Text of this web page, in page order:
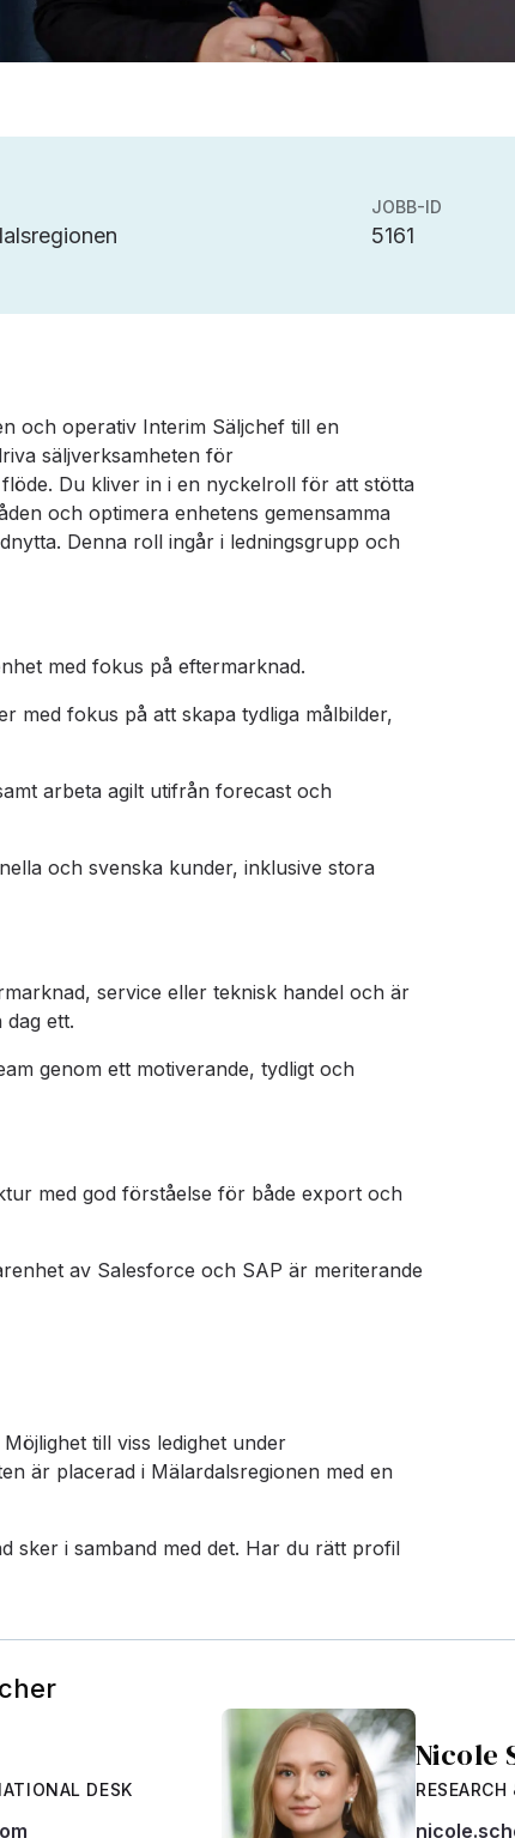
JOBB-ID
5161
och operativ Interim Säljchef till en
säljverksamheten för
Du kliver in i en nyckelroll för att stötta
och optimera enhetens gemensamma
Denna roll ingår i ledningsgrupp och
med fokus på eftermarknad.
med fokus på att skapa tydliga målbilder,
arbeta agilt utifrån forecast och
och svenska kunder, inklusive stora
service eller teknisk handel och är
ett.
genom ett motiverande, tydligt och
med god förståelse för både export och
av Salesforce och SAP är meriterande
till viss ledighet under
är placerad i Mälardalsregionen med en
sker i samband med det. Har du rätt profil
DESK
Nicole